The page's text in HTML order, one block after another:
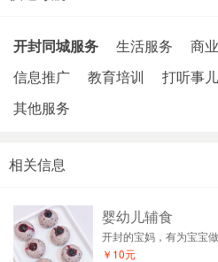
开封同城服务 生活服务 商
信息推广
教育培训 打听事儿
其他服务
相关信息
婴幼儿辅食
开封的宝妈，有为宝宝
￥10元